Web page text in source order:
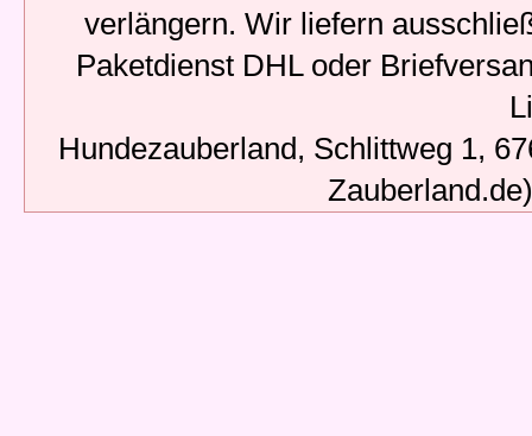
verlängern. Wir liefern
Paketdienst DHL oder
Hundezauberland, Schlittweg 1,
Zauberland.de